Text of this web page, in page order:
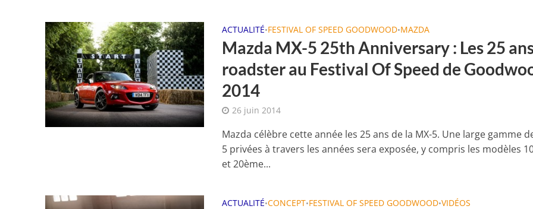
ACTUALITÉ•FESTIVAL OF SPEED GOODWOOD•MAZDA
Mazda MX-5 25th Anniversary : Les 25
roadster au Festival Of Speed de
2014
26 juin 2014
Mazda célèbre cette année les 25 ans de la MX-5. Une large gamme
5 privées à travers les années sera exposée, y compris les modèles
et 20ème...
ACTUALITÉ•CONCEPT•FESTIVAL OF SPEED GOODWOOD•VIDÉOS